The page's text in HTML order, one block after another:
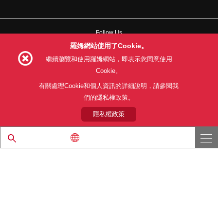
Follow Us
網站使用條款 利用目的 隱私權政策
網站地圖
關於本公司產品銷售之標準條款(PDF)
© 1997 - 2026 ROHM CO., LTD. ALL RIGHTS RESERVED.
羅姆網站使用了Cookie。
繼續瀏覽和使用羅姆網站，即表示您同意使用
Cookie。
有關處理Cookie和個人資訊的詳細說明，請參閱我
們的隱私權政策。
隱私權政策